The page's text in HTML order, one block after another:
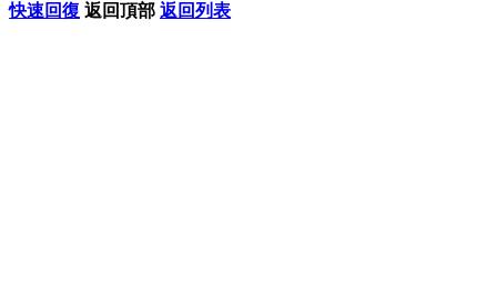
快速回復 返回頂部 返回列表